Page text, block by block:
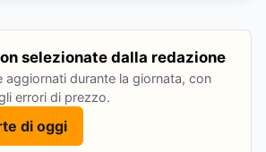
selezionate dalla redazione
aggiornati durante la giornata, con
errori di prezzo.
di oggi